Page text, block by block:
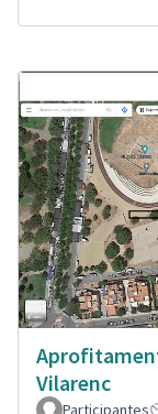
Vilarenc
Participantes